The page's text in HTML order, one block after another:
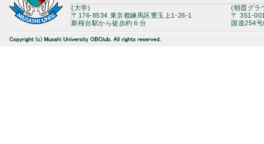
(大学)
〒176-8534 東京都練馬区豊玉上1-26-1
新桜台駅から徒歩約６分
(朝霞グラ
〒 351-
国道254